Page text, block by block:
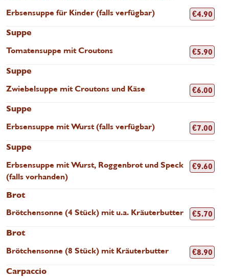
Erbsensuppe für Kinder (falls verfügbar)
€4.90
Suppe
Tomatensuppe mit Croutons
€5.90
Suppe
Zwiebelsuppe mit Croutons und Käse
€6.00
Suppe
Erbsensuppe mit Wurst (falls verfügbar)
€7.00
Suppe
Erbsensuppe mit Wurst, Roggenbrot und Speck
(falls vorhanden)
€9.60
Brot
Brötchensonne (4 Stück) mit u.a. Kräuterbutter
€5.70
Brot
Brötchensonne (8 Stück) mit Kräuterbutter
€8.90
Carpaccio